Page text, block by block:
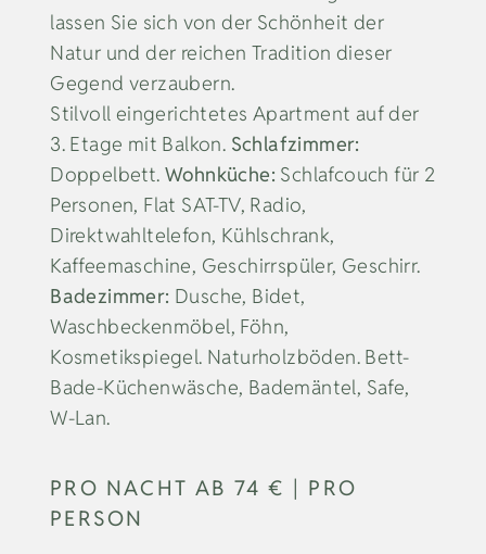
lassen Sie sich von der Schönheit der
Natur und der reichen Tradition dieser
Gegend verzaubern.
Stilvoll eingerichtetes Apartment auf der
3. Etage mit Balkon. Schlafzimmer:
Doppelbett.Wohnküche: Schlafcouch für 2
Personen, Flat SAT-TV, Radio,
Direktwahltelefon, Kühlschrank,
Kaffeemaschine, Geschirrspüler, Geschirr.
Badezimmer: Dusche, Bidet,
Waschbeckenmöbel, Föhn,
Kosmetikspiegel. Naturholzböden. Bett-
Bade-Küchenwäsche, Bademäntel, Safe,
W-Lan.
PRO NACHT AB 74 € | PRO
PERSON